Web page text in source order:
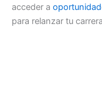
acceder a oportunidad
para relanzar tu